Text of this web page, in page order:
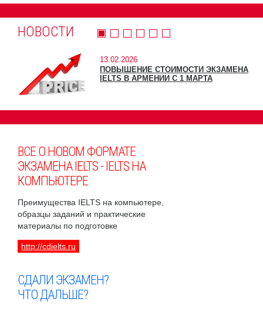
НОВОСТИ
13.02.2026
ПОВЫШЕНИЕ СТОИМОСТИ ЭКЗАМЕНА
IELTS В АРМЕНИИ С 1 МАРТА
ВСЕ О НОВОМ ФОРМАТЕ
ЭКЗАМЕНА IELTS - IELTS НА
КОМПЬЮТЕРЕ
Преимущества IELTS на компьютере,
образцы заданий и практические
материалы по подготовке
http://cdielts.ru
СДАЛИ ЭКЗАМЕН?
ЧТО ДАЛЬШЕ?